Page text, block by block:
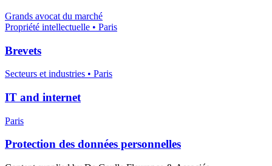
Grands avocat du marché
Propriété intellectuelle • Paris
Brevets
Secteurs et industries • Paris
IT and internet
Paris
Protection des données personnelles